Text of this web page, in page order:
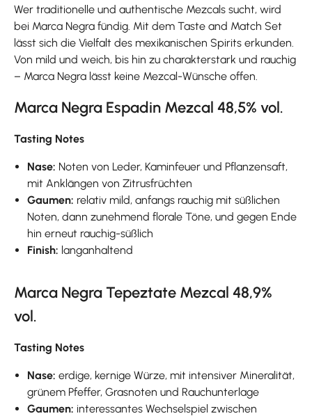
Wer traditionelle und authentische Mezcals sucht, wird
bei Marca Negra fündig. Mit dem Taste and Match Set
lässt sich die Vielfalt des mexikanischen Spirits erkunden.
Von mild und weich, bis hin zu charakterstark und rauchig
– Marca Negra lässt keine Mezcal-Wünsche offen.
Marca Negra Espadin Mezcal 48,5% vol.
Tasting Notes
Nase: Noten von Leder, Kaminfeuer und Pflanzensaft,
mit Anklängen von Zitrusfrüchten
Gaumen: relativ mild, anfangs rauchig mit süßlichen
Noten, dann zunehmend florale Töne, und gegen Ende
hin erneut rauchig-süßlich
Finish: langanhaltend
Marca Negra Tepeztate Mezcal 48,9%
vol.
Tasting Notes
Nase: erdige, kernige Würze, mit intensiver Mineralität,
grünem Pfeffer, Grasnoten und Rauchunterlage
Gaumen: interessantes Wechselspiel zwischen